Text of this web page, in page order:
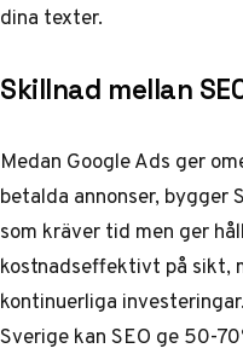
dina texter.
Skillnad mellan
Medan Google Ads ger
betalda annonser, bygger
som kräver tid men ger
kostnadseffektivt på sikt,
kontinuerliga
Sverige kan SEO ge 50-